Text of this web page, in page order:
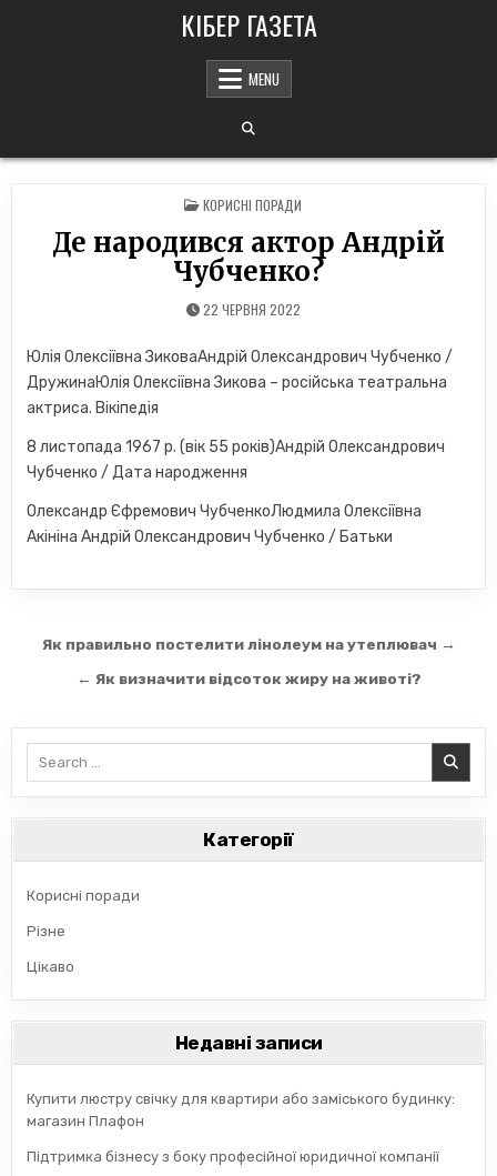
КІБЕР ГАЗЕТА
MENU
POSTED
IN
КОРИСНІ ПОРАДИ
Де народився актор Андрій
Чубченко?
22 ЧЕРВНЯ 2022
Юлія Олексіївна ЗиковаАндрій Олександрович Чубченко /
ДружинаЮлія Олексіївна Зикова – російська театральна
актриса. Вікіпедія
8 листопада 1967 р. (вік 55 років)Андрій Олександрович
Чубченко / Дата народження
Олександр Єфремович ЧубченкоЛюдмила Олексіївна
Акініна Андрій Олександрович Чубченко / Батьки
Навігація
записів
Як правильно постелити лінолеум на утеплювач →
← Як визначити відсоток жиру на животі?
Категорії
Корисні поради
Різне
Цікаво
Недавні записи
Купити люстру свічку для квартири або заміського будинку:
магазин Плафон
Підтримка бізнесу з боку професійної юридичної компанії